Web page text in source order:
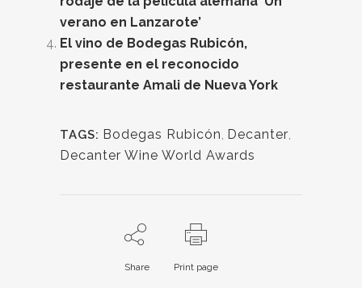
verano en Lanzarote’
El vino de Bodegas Rubicón,
presente en el reconocido
restaurante Amali de Nueva York
TAGS: Bodegas Rubicón, Decanter,
Decanter Wine World Awards
Share Print page